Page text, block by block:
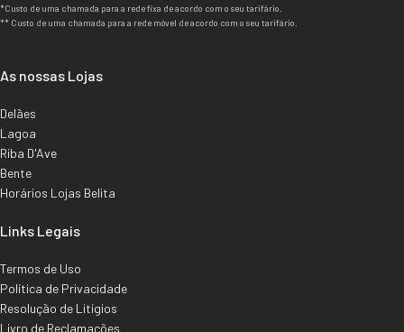
*Custo de uma chamada para a rede fixa de acordo com o seu tarifário.
** Custo de uma chamada para a rede móvel de acordo com o seu tarifário.
As nossas Lojas
Delães
Lagoa
Riba D'Ave
Bente
Horários Lojas Belita
Links Legais
Termos de Uso
Política de Privacidade
Resolução de Litígios
Livro de Reclamações